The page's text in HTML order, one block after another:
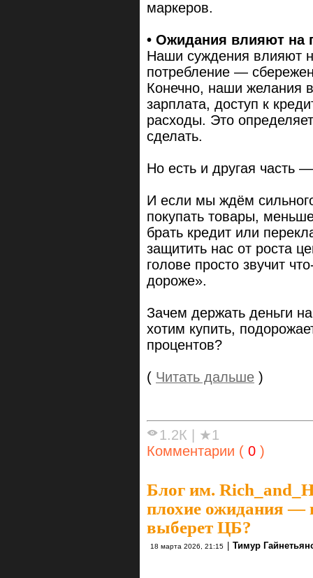
маркеров.
• Ожидания влияют на
Наши суждения влияют
потребление —
Конечно, наши желания
зарплата, доступ к
расходы. Это
сделать.
Но есть и другая часть
И если мы ждём
покупать товары,
брать кредит или
защитить нас от роста
голове просто звучит
дороже».
Зачем держать деньги
хотим купить,
процентов?
( Читать дальше )
1.2К
★1
Комментарии ( 0 )
Блог им.
плохие ожидания —
выберет ЦБ?
18 марта 2026, 21:15 Тимур